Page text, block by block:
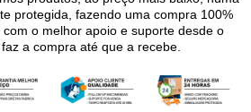
protegida, fazendo uma compra 100%
o melhor apoio e suporte desde o
a compra até que a recebe.